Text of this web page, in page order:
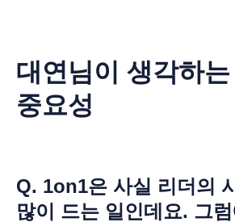
대연님이 생각하
중요성
Q. 1on1은 사실 리더의
많이 드는 일인데요. 그